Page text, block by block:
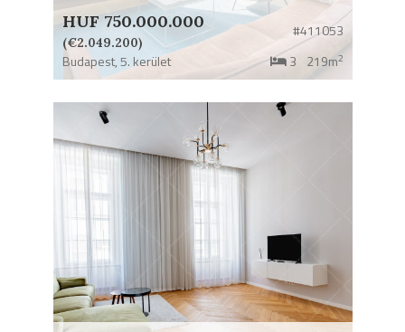
HUF 750.000.000
(€2.049.200)
#411053
Budapest,5. kerület 3 219m2